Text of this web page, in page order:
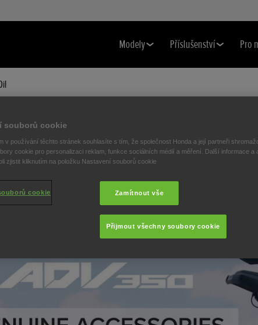
Modely Příslušenství Pro
souborů cookie
v používání těchto stránek souhlasíte s tím, že společnost Honda a její partneři
cookie pro personalizaci reklam, funkce sociálních médií a měření. Další informace a
zjistit kliknutím na položku Nastavení souborů cookie
Zamítnout vše
Přijmout všechny soubory cookie
cookie